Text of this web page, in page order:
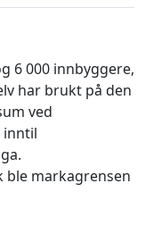
6 000 innbyggere,
har brukt på den
ved
inntil
ble markagrensen